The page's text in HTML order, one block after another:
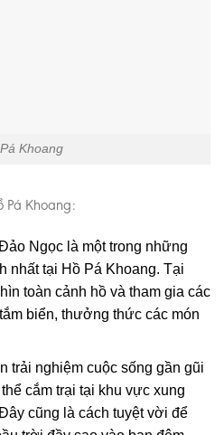
Khoang
Pá Khoang:
Ngọc là một trong những
nhất tại Hồ Pá Khoang. Tại
toàn cảnh hồ và tham gia các
biển, thưởng thức các món
trải nghiệm cuộc sống gần gũi
cắm trại tại khu vực xung
cũng là cách tuyệt vời để